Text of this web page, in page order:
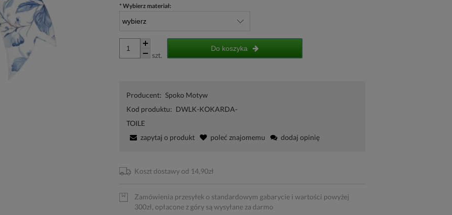
* Wybierz materiał:
szt.
Do koszyka
Producent: Spoko Motyw
Kod produktu: DWLK-KOKARDA-
TOILE
zapytaj o produkt
poleć znajomemu dodaj opinię
Koszt dostawy od 14,90zł
Zamówienia przesyłek o standardowym gabarycie i wartości powyżej
300zł, opłacone z góry są wysyłane za darmo